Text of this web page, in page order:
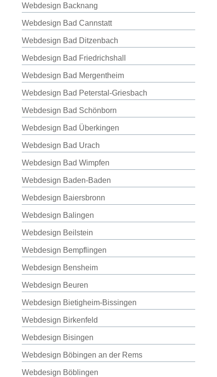
Webdesign Backnang
Webdesign Bad Cannstatt
Webdesign Bad Ditzenbach
Webdesign Bad Friedrichshall
Webdesign Bad Mergentheim
Webdesign Bad Peterstal-Griesbach
Webdesign Bad Schönborn
Webdesign Bad Überkingen
Webdesign Bad Urach
Webdesign Bad Wimpfen
Webdesign Baden-Baden
Webdesign Baiersbronn
Webdesign Balingen
Webdesign Beilstein
Webdesign Bempflingen
Webdesign Bensheim
Webdesign Beuren
Webdesign Bietigheim-Bissingen
Webdesign Birkenfeld
Webdesign Bisingen
Webdesign Böbingen an der Rems
Webdesign Böblingen